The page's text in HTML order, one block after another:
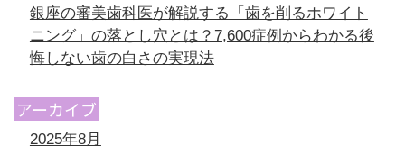
銀座の審美歯科医が解説する「歯を削るホワイト
ニング」の落とし穴とは？7,600症例からわかる後
悔しない歯の白さの実現法
アーカイブ
2025年8月